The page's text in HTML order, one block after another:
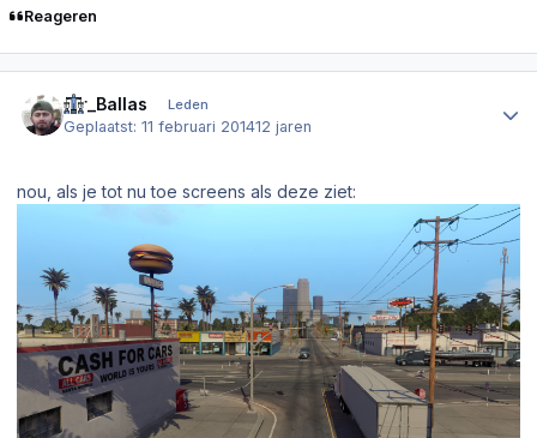
Reageren
Sir_Ballas Leden
Geplaatst:11 februari 201412 jaren
nou, als je tot nu toe screens als deze ziet: